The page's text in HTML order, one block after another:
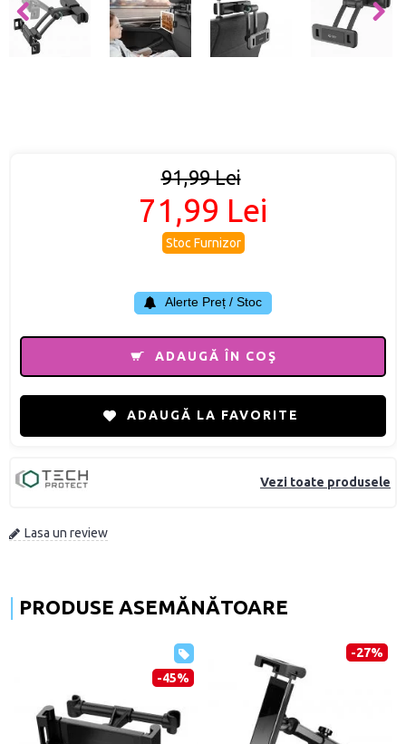
Vezi toate produsele
Lasa un review
91,99 Lei
71,99 Lei
Stoc Furnizor
Alerte Preț / Stoc
ADAUGĂ ÎN COŞ
ADAUGĂ LA FAVORITE
PRODUSE ASEMĂNĂTOARE
-45%
-27%